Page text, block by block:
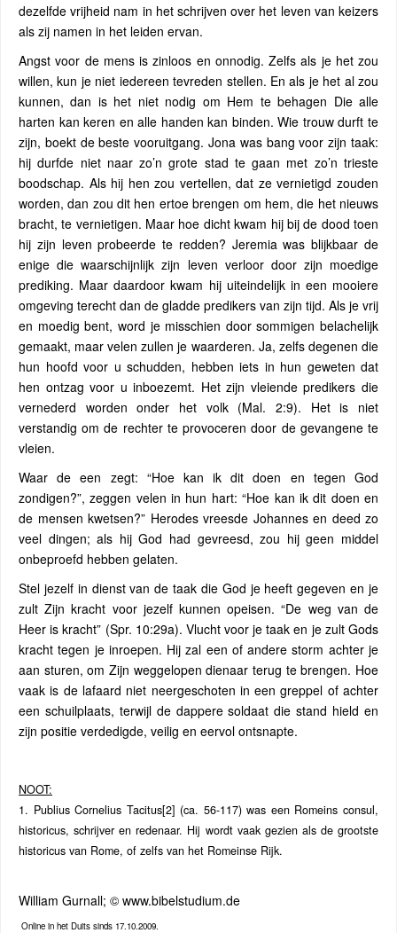
dezelfde vrijheid nam in het schrijven over het leven van keizers
als zij namen in het leiden ervan.
Angst voor de mens is zinloos en onnodig. Zelfs als je het zou
willen, kun je niet iedereen tevreden stellen. En als je het al zou
kunnen, dan is het niet nodig om Hem te behagen Die alle
harten kan keren en alle handen kan binden. Wie trouw durft te
zijn, boekt de beste vooruitgang. Jona was bang voor zijn taak:
hij durfde niet naar zo’n grote stad te gaan met zo’n trieste
boodschap. Als hij hen zou vertellen, dat ze vernietigd zouden
worden, dan zou dit hen ertoe brengen om hem, die het nieuws
bracht, te vernietigen. Maar hoe dicht kwam hij bij de dood toen
hij zijn leven probeerde te redden? Jeremia was blijkbaar de
enige die waarschijnlijk zijn leven verloor door zijn moedige
prediking. Maar daardoor kwam hij uiteindelijk in een mooiere
omgeving terecht dan de gladde predikers van zijn tijd. Als je vrij
en moedig bent, word je misschien door sommigen belachelijk
gemaakt, maar velen zullen je waarderen. Ja, zelfs degenen die
hun hoofd voor u schudden, hebben iets in hun geweten dat
hen ontzag voor u inboezemt. Het zijn vleiende predikers die
vernederd worden onder het volk (Mal. 2:9). Het is niet
verstandig om de rechter te provoceren door de gevangene te
vleien.
Waar de een zegt: “Hoe kan ik dit doen en tegen God
zondigen?”, zeggen velen in hun hart: “Hoe kan ik dit doen en
de mensen kwetsen?” Herodes vreesde Johannes en deed zo
veel dingen; als hij God had gevreesd, zou hij geen middel
onbeproefd hebben gelaten.
Stel jezelf in dienst van de taak die God je heeft gegeven en je
zult Zijn kracht voor jezelf kunnen opeisen. “De weg van de
Heer is kracht” (Spr. 10:29a). Vlucht voor je taak en je zult Gods
kracht tegen je inroepen. Hij zal een of andere storm achter je
aan sturen, om Zijn weggelopen dienaar terug te brengen. Hoe
vaak is de lafaard niet neergeschoten in een greppel of achter
een schuilplaats, terwijl de dappere soldaat die stand hield en
zijn positie verdedigde, veilig en eervol ontsnapte.
NOOT:
1. Publius Cornelius Tacitus[2] (ca. 56-117) was een Romeins consul,
historicus, schrijver en redenaar. Hij wordt vaak gezien als de grootste
historicus van Rome, of zelfs van het Romeinse Rijk.
William Gurnall; © www.bibelstudium.de
Online in het Duits sinds 17.10.2009.